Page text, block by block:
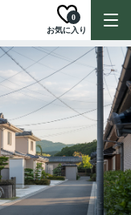
お気に入り
0